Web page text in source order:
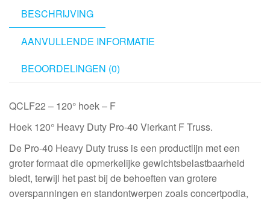
Heavy
Duty
mm
Silver
aantal
BESCHRIJVING
AANVULLENDE INFORMATIE
BEOORDELINGEN (0)
QCLF22 – 120° hoek – F
Hoek 120° Heavy Duty Pro-40 Vierkant F Truss.
De Pro-40 Heavy Duty truss is een productlijn met een
groter formaat die opmerkelijke gewichtsbelastbaarheid
biedt, terwijl het past bij de behoeften van grotere
overspanningen en standontwerpen zoals concertpodia,